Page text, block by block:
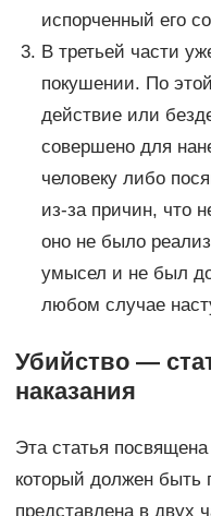
испорченный его
В третьей части
покушении. По
действие или
совершено для
человеку либо
из-за причин, что
оно не было
умысел и не был
любом случае
Убийство —
наказания
Эта статья
который должен быть
представлена в двух